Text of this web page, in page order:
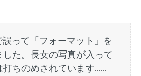
誤って「フォーマット」を
た。長女の写真が入って
ちのめされています......